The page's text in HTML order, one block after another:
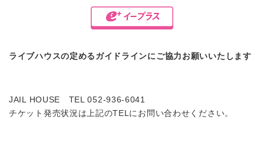
ライブハウスの定めるガイドラインにご協力お願いいたします
JAIL HOUSE TEL 052-936-6041
チケット発売状況は上記のTELにお問い合わせください。